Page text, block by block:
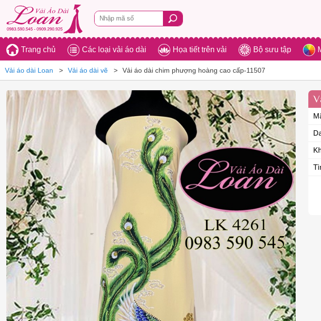
Trang chủ Các loại vải áo dài Họa tiết trên vải Bộ sưu tập
Vải áo dài Loan Vải áo dài vẽ Vải áo dài chim phượng hoàng cao cấp-11507